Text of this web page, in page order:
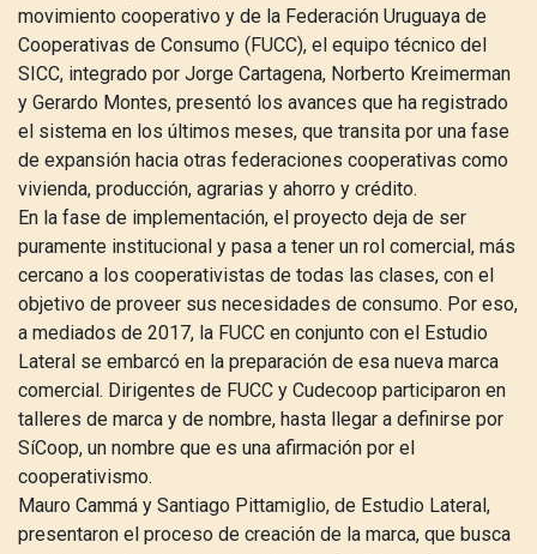
movimiento cooperativo y de la Federación Uruguaya de
Cooperativas de Consumo (FUCC), el equipo técnico del
SICC, integrado por Jorge Cartagena, Norberto Kreimerman
y Gerardo Montes, presentó los avances que ha registrado
el sistema en los últimos meses, que transita por una fase
de expansión hacia otras federaciones cooperativas como
vivienda, producción, agrarias y ahorro y crédito.
En la fase de implementación, el proyecto deja de ser
puramente institucional y pasa a tener un rol comercial, más
cercano a los cooperativistas de todas las clases, con el
objetivo de proveer sus necesidades de consumo. Por eso,
a mediados de 2017, la FUCC en conjunto con el Estudio
Lateral se embarcó en la preparación de esa nueva marca
comercial. Dirigentes de FUCC y Cudecoop participaron en
talleres de marca y de nombre, hasta llegar a definirse por
SíCoop, un nombre que es una afirmación por el
cooperativismo.
Mauro Cammá y Santiago Pittamiglio, de Estudio Lateral,
presentaron el proceso de creación de la marca, que busca